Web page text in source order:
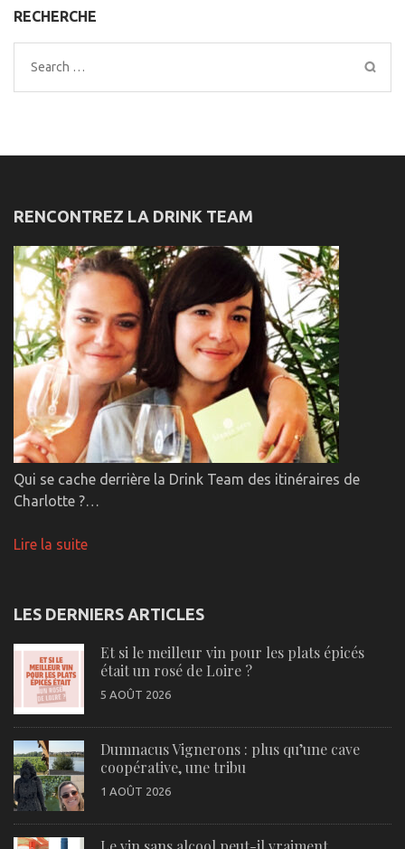
RECHERCHE
Search
for:
RENCONTREZ LA DRINK TEAM
Qui se cache derrière la Drink Team des itinéraires de
Charlotte ?…
Lire la suite
LES DERNIERS ARTICLES
Et si le meilleur vin pour les plats épicés
était un rosé de Loire ?
5 AOÛT 2026
Dumnacus Vignerons : plus qu’une cave
coopérative, une tribu
1 AOÛT 2026